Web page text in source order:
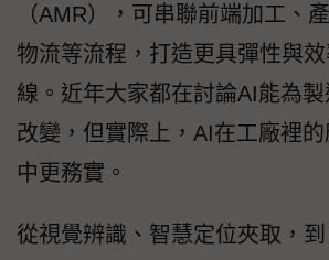
（AMR），可串聯前端加工、
物流等流程，打造更具彈性與
線。近年大家都在討論AI能為
改變，但實際上，AI在工廠裡
中更務實。
從視覺辨識、智慧定位夾取，